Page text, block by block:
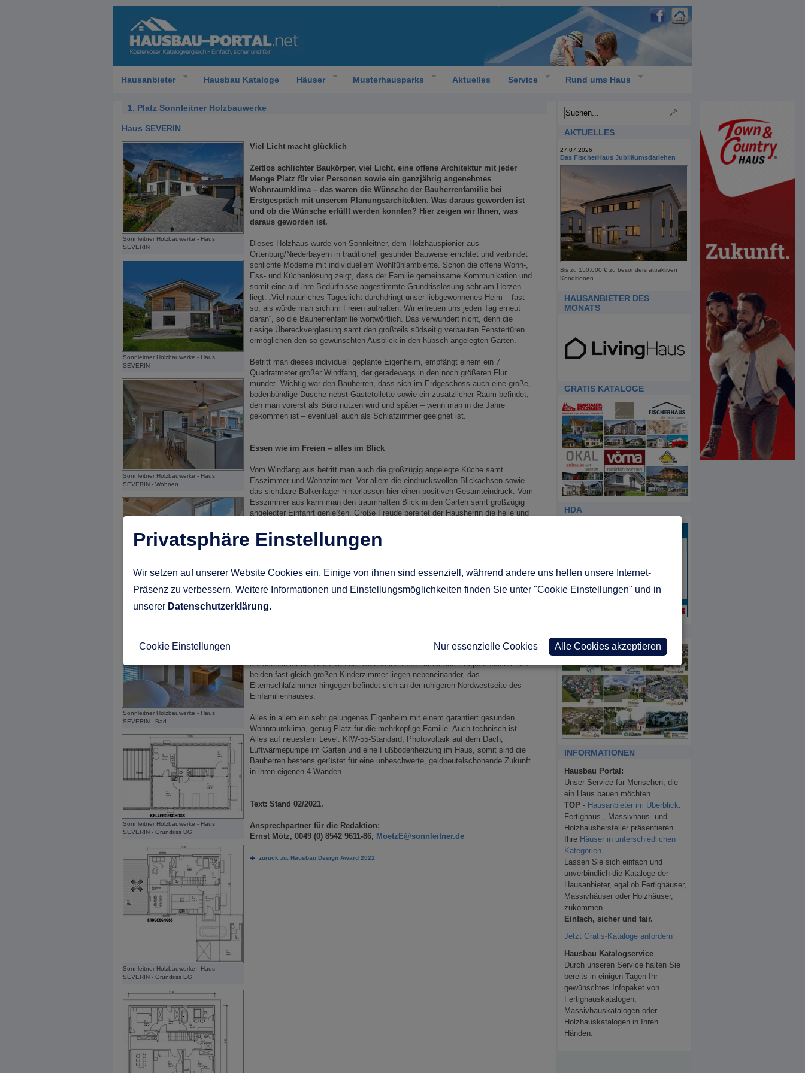
Hausanbieter Hausbau Kataloge Häuser Musterhausparks Aktuelles Service Rund ums Haus
1. Platz Sonnleitner Holzbauwerke
Haus SEVERIN
Sonnleitner Holzbauwerke - Haus
SEVERIN
Sonnleitner Holzbauwerke - Haus
SEVERIN
Sonnleitner Holzbauwerke - Haus
SEVERIN - Wohnen
Sonnleitner Holzbauwerke - Haus
SEVERIN - Wohnen
Sonnleitner Holzbauwerke - Haus
SEVERIN - Bad
Sonnleitner Holzbauwerke - Haus
SEVERIN - Grundriss UG
Sonnleitner Holzbauwerke - Haus
SEVERIN - Grundriss EG
Viel Licht macht glücklich
Zeitlos schlichter Baukörper, viel Licht, eine offene Architektur mit jeder
Menge Platz für vier Personen sowie ein ganzjährig angenehmes
Wohnraumklima – das waren die Wünsche der Bauherrenfamilie bei
Erstgespräch mit unserem Planungsarchitekten. Was daraus geworden ist
und ob die Wünsche erfüllt werden konnten? Hier zeigen wir Ihnen, was
daraus geworden ist.
Dieses Holzhaus wurde von Sonnleitner, dem Holzhauspionier aus
Ortenburg/Niederbayern in traditionell gesunder Bauweise errichtet und verbindet
schlichte Moderne mit individuellem Wohlfühlambiente. Schon die offene Wohn-,
Ess- und Küchenlösung zeigt, dass der Familie gemeinsame Kommunikation und
somit eine auf ihre Bedürfnisse abgestimmte Grundrisslösung sehr am Herzen
liegt. „Viel natürliches Tageslicht durchdringt unser liebgewonnenes Heim – fast
so, als würde man sich im Freien aufhalten. Wir erfreuen uns jeden Tag erneut
daran“, so die Bauherrenfamilie wortwörtlich. Das verwundert nicht, denn die
riesige Übereckverglasung samt den großteils südseitig verbauten Fenstertüren
ermöglichen den so gewünschten Ausblick in den hübsch angelegten Garten.
Betritt man dieses individuell geplante Eigenheim, empfängt einem ein 7
Quadratmeter großer Windfang, der geradewegs in den noch größeren Flur
mündet. Wichtig war den Bauherren, dass sich im Erdgeschoss auch eine große,
bodenbündige Dusche nebst Gästetoilette sowie ein zusätzlicher Raum befindet,
den man vorerst als Büro nutzen wird und später – wenn man in die Jahre
gekommen ist – eventuell auch als Schlafzimmer geeignet ist.
Essen wie im Freien – alles im Blick
Vom Windfang aus betritt man auch die großzügig angelegte Küche samt
Esszimmer und Wohnzimmer. Vor allem die eindrucksvollen Blickachsen sowie
das sichtbare Balkenlager hinterlassen hier einen positiven Gesamteindruck. Vom
Esszimmer aus kann man den traumhaften Blick in den Garten samt großzügig
angelegter Einfahrt genießen. Große Freude bereitet der Hausherrin die helle und
Möbelwerkstätte Sonnleitners stammt. Ein ganz besonderes Gadget findet man
im Wohnzimmer: Das Panoramafenster mit Sitzpodest – ebenfalls eine Idee des
und gleichzeitig den spielenden Kindern im Garten zuzusehen.
Der Flur im Obergeschoss ermöglicht kurze Wege zwischen den gebotenen
anzusehen ist der Blick von der Galerie ins Esszimmer des Erdgeschosses. Die
beiden fast gleich großen Kinderzimmer liegen nebeneinander, das
Elternschlafzimmer hingegen befindet sich an der ruhigeren Nordwestseite des
Einfamilienhauses.
Alles in allem ein sehr gelungenes Eigenheim mit einem garantiert gesunden
Wohnraumklima, genug Platz für die mehrköpfige Familie. Auch technisch ist
Alles auf neuestem Level: KfW-55-Standard, Photovoltaik auf dem Dach,
Luftwärmepumpe im Garten und eine Fußbodenheizung im Haus, somit sind die
Bauherren bestens gerüstet für eine unbeschwerte, geldbeutelschonende Zukunft
in ihren eigenen 4 Wänden.
Text: Stand 02/2021.
Ansprechpartner für die Redaktion:
Ernst Mötz, 0049 (0) 8542 9611-86, MoetzE@sonnleitner.de
zurück zu: Hausbau Design Award 2021
AKTUELLES
27.07.2026
Das FischerHaus Jubiläumsdarlehen
Bis zu 150.000 € zu besonders attraktiven
Konditionen
HAUSANBIETER DES
MONATS
GRATIS KATALOGE
HDA
INFORMATIONEN
Hausbau Portal:
Unser Service für Menschen, die
ein Haus bauen möchten.
TOP - Hausanbieter im Überblick
Fertighaus-, Massivhaus- und
Holzhaushersteller präsentieren
Ihre Häuser in unterschiedlichen
Kategorien
Lassen Sie sich einfach und
unverbindlich die Kataloge der
Hausanbieter, egal ob Fertighäuser,
Massivhäuser oder Holzhäuser,
zukommen.
Einfach, sicher und fair.
Jetzt Gratis-Kataloge anfordern
Hausbau Katalogservice
Durch unseren Service halten Sie
bereits in einigen Tagen Ihr
gewünschtes Infopaket von
Fertighauskatalogen,
Massivhauskatalogen oder
Holzhauskatalogen in Ihren
Händen.
Privatsphäre Einstellungen
Wir setzen auf unserer Website Cookies ein. Einige von ihnen sind essenziell, während andere uns helfen unsere Internet-
Präsenz zu verbessern. Weitere Informationen und Einstellungsmöglichkeiten finden Sie unter "Cookie Einstellungen" und in
unserer Datenschutzerklärung.
Cookie Einstellungen Nur essenzielle Cookies Alle Cookies akzeptieren